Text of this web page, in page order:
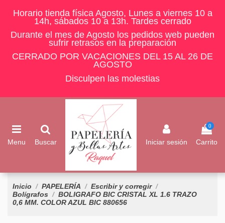
Horario tienda física Agosto, Lunes a viernes 10 a
14h, sábados 10 a 13h. Tardes cerrado
Durante el mes de Agosto los pedidos web pueden
sufrir retrasos en la preparación
CERRADO POR VACACIONES DEL 15 AL 26 DE
AGOSTO
Disculpen las molestias
Menu Buscar Iniciar sesión
0
Carrito
Inicio PAPELERÍA
Escribir y corregir
Bolígrafos
BOLIGRAFO BIC CRISTAL XL 1.6 TRAZO
0,6 MM. COLOR AZUL BIC 880656